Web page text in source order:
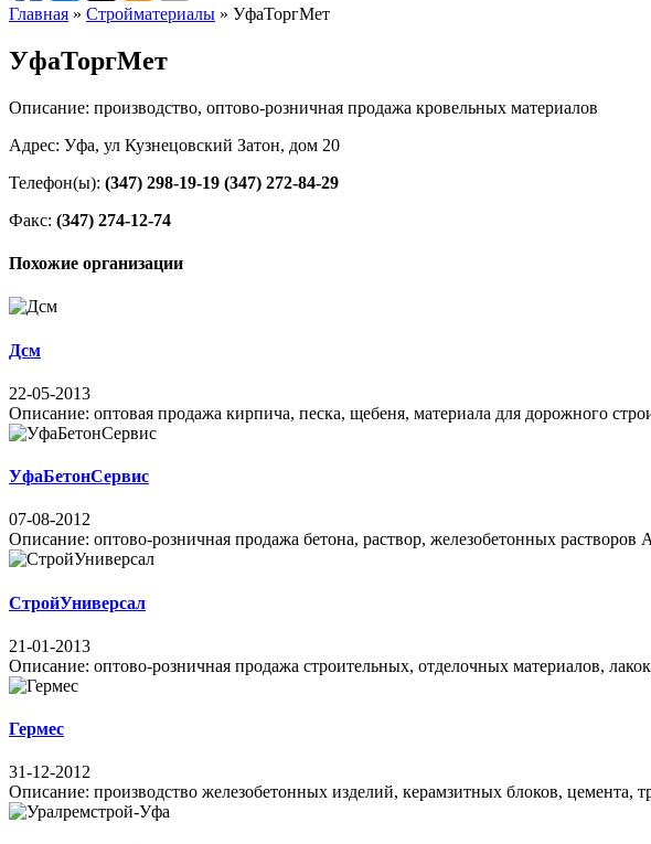
Главная » Стройматериалы » УфаТоргМет
УфаТоргМет
Описание: производство, оптово-розничная продажа кровельных материалов
Адрес: Уфа, ул Кузнецовский Затон, дом 20
Телефон(ы): (347) 298-19-19 (347) 272-84-29
Факс: (347) 274-12-74
Похожие организации
Дсм
22-05-2013
Описание: оптовая продажа кирпича, песка, щебеня, материала для дорожного
УфаБетонСервис
07-08-2012
Описание: оптово-розничная продажа бетона, раствор, железобетонных
СтройУниверсал
21-01-2013
Описание: оптово-розничная продажа строительных, отделочных материалов,
Гермес
31-12-2012
Описание: производство железобетонных изделий, керамзитных блоков,